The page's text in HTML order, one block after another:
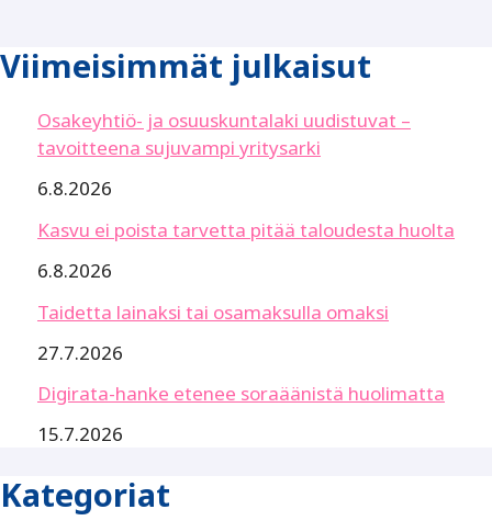
Viimeisimmät julkaisut
Osakeyhtiö- ja osuuskuntalaki uudistuvat –
tavoitteena sujuvampi yritysarki
6.8.2026
Kasvu ei poista tarvetta pitää taloudesta huolta
6.8.2026
Taidetta lainaksi tai osamaksulla omaksi
27.7.2026
Digirata-hanke etenee soraäänistä huolimatta
15.7.2026
Kategoriat